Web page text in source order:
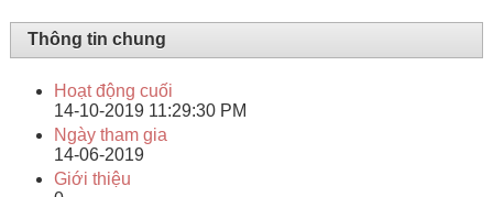
Thông tin chung
Hoạt động cuối
14-10-2019 11:29:30 PM
Ngày tham gia
14-06-2019
Giới thiệu